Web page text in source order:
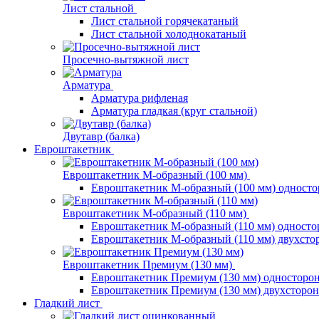
Лист стальной
Лист стальной горячекатаный
Лист стальной холоднокатаный
Просечно-вытяжной лист
Арматура
Арматура рифленая
Арматура гладкая (круг стальной)
Двутавр (балка)
Евроштакетник
Евроштакетник М-образный (100 мм)
Евроштакетник М-образный (100 мм)
Евроштакетник М-образный (110 мм)
Евроштакетник М-образный (110 мм)
Евроштакетник М-образный (110 мм)
Евроштакетник Премиум (130 мм)
Евроштакетник Премиум (130 мм)
Евроштакетник Премиум (130 мм)
Гладкий лист